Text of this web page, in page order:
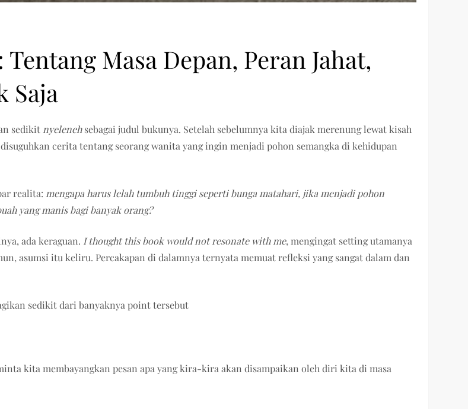
Masa Depan, Peran Jahat,
Saja
sedikitnyelenehsebagai judul bukunya. Setelah sebelumnya kita diajak merenung lewat kisah
cerita tentang seorang wanita yang ingin menjadi pohon semangka di kehidupan
realita:mengapa harus lelah tumbuh tinggi seperti bunga matahari, jika menjadi pohon
yang manis bagi banyak orang?
ada keraguan. I thought this book would not resonate with me, mengingat setting utamanya
asumsi itu keliru. Percakapan di dalamnya ternyata memuat refleksi yang sangat dalam dan
sedikit dari banyaknya point tersebut
kita membayangkan pesan apa yang kira-kira akan disampaikan oleh diri kita di masa